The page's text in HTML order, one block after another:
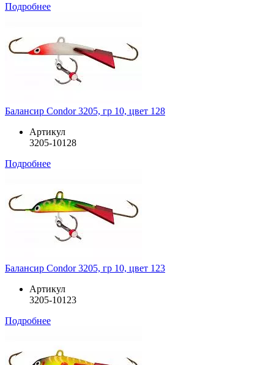
Подробнее
Балансир Condor 3205, гр 10, цвет 128
Артикул
3205-10128
Подробнее
Балансир Condor 3205, гр 10, цвет 123
Артикул
3205-10123
Подробнее